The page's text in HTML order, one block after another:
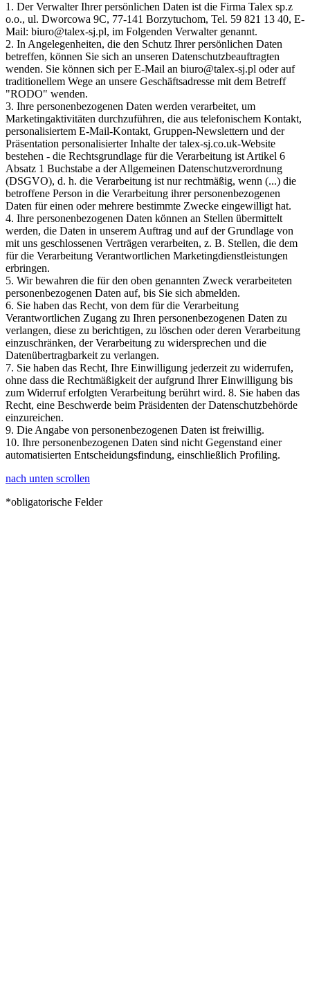
1. Der Verwalter Ihrer persönlichen Daten ist die Firma Talex sp.z
o.o., ul. Dworcowa 9C, 77-141 Borzytuchom, Tel. 59 821 13 40, E-
Mail: biuro@talex-sj.pl, im Folgenden Verwalter genannt.
2. In Angelegenheiten, die den Schutz Ihrer persönlichen Daten
betreffen, können Sie sich an unseren Datenschutzbeauftragten
wenden. Sie können sich per E-Mail an biuro@talex-sj.pl oder auf
traditionellem Wege an unsere Geschäftsadresse mit dem Betreff
"RODO" wenden.
3. Ihre personenbezogenen Daten werden verarbeitet, um
Marketingaktivitäten durchzuführen, die aus telefonischem Kontakt,
personalisiertem E-Mail-Kontakt, Gruppen-Newslettern und der
Präsentation personalisierter Inhalte der talex-sj.co.uk-Website
bestehen - die Rechtsgrundlage für die Verarbeitung ist Artikel 6
Absatz 1 Buchstabe a der Allgemeinen Datenschutzverordnung
(DSGVO), d. h. die Verarbeitung ist nur rechtmäßig, wenn (...) die
betroffene Person in die Verarbeitung ihrer personenbezogenen
Daten für einen oder mehrere bestimmte Zwecke eingewilligt hat.
4. Ihre personenbezogenen Daten können an Stellen übermittelt
werden, die Daten in unserem Auftrag und auf der Grundlage von
mit uns geschlossenen Verträgen verarbeiten, z. B. Stellen, die dem
für die Verarbeitung Verantwortlichen Marketingdienstleistungen
erbringen.
5. Wir bewahren die für den oben genannten Zweck verarbeiteten
personenbezogenen Daten auf, bis Sie sich abmelden.
6. Sie haben das Recht, von dem für die Verarbeitung
Verantwortlichen Zugang zu Ihren personenbezogenen Daten zu
verlangen, diese zu berichtigen, zu löschen oder deren Verarbeitung
einzuschränken, der Verarbeitung zu widersprechen und die
Datenübertragbarkeit zu verlangen.
7. Sie haben das Recht, Ihre Einwilligung jederzeit zu widerrufen,
ohne dass die Rechtmäßigkeit der aufgrund Ihrer Einwilligung bis
zum Widerruf erfolgten Verarbeitung berührt wird. 8. Sie haben das
Recht, eine Beschwerde beim Präsidenten der Datenschutzbehörde
einzureichen.
9. Die Angabe von personenbezogenen Daten ist freiwillig.
10. Ihre personenbezogenen Daten sind nicht Gegenstand einer
automatisierten Entscheidungsfindung, einschließlich Profiling.
nach unten scrollen
*obligatorische Felder